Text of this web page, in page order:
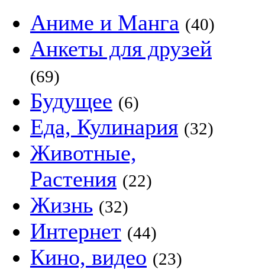
Аниме и Манга (40)
Анкеты для друзей
(69)
Будущее (6)
Еда, Кулинария (32)
Животные,
Растения (22)
Жизнь (32)
Интернет (44)
Кино, видео (23)